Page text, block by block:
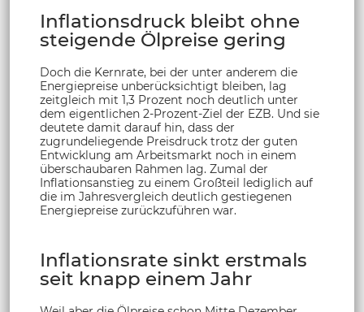
Inflationsdruck bleibt ohne
steigende Ölpreise gering
Doch die Kernrate, bei der unter anderem die
Energiepreise unberücksichtigt bleiben, lag
zeitgleich mit 1,3 Prozent noch deutlich unter
dem eigentlichen 2-Prozent-Ziel der EZB. Und sie
deutete damit darauf hin, dass der
zugrundeliegende Preisdruck trotz der guten
Entwicklung am Arbeitsmarkt noch in einem
überschaubaren Rahmen lag. Zumal der
Inflationsanstieg zu einem Großteil lediglich auf
die im Jahresvergleich deutlich gestiegenen
Energiepreise zurückzuführen war.
Inflationsrate sinkt erstmals
seit knapp einem Jahr